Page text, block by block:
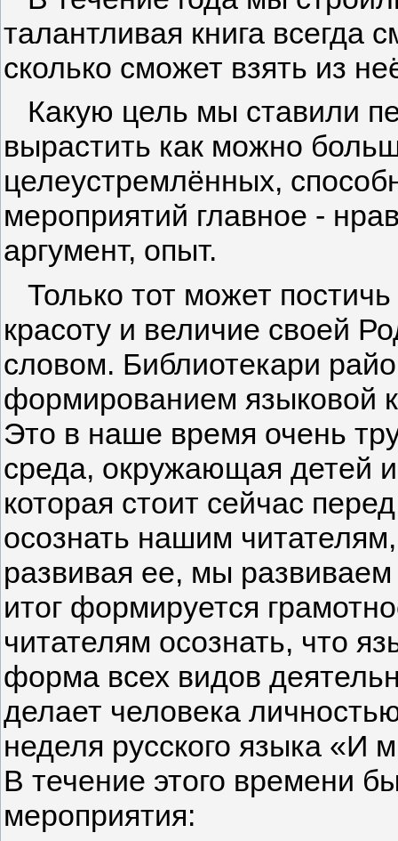
талантливая книга всегда
сколько сможет взять из
Какую цель мы ставили
вырастить как можно
целеустремлённых,
мероприятий главное -
аргумент, опыт.
Только тот может
красоту и величие своей
словом. Библиотекари
формированием языковой
Это в наше время очень
среда, окружающая детей
которая стоит сейчас
осознать нашим
развивая ее, мы
итог формируется
читателям осознать, что
форма всех видов
делает человека
неделя русского языка «И
В течение этого времени
мероприятия: